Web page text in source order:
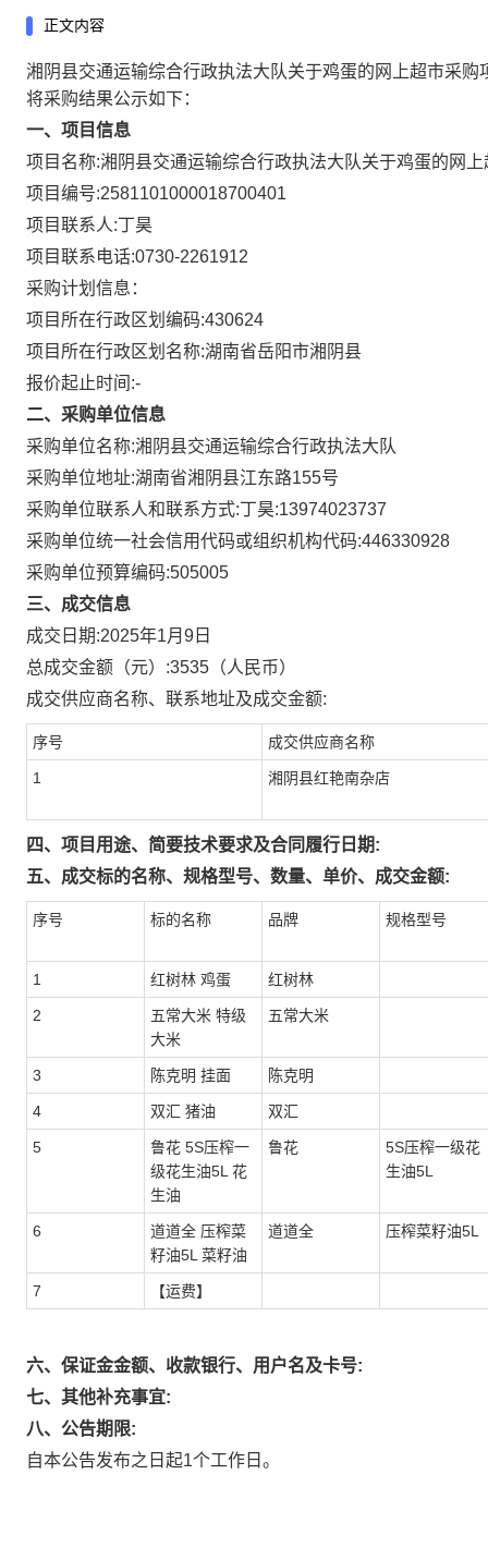
正文内容
湘阴县交通运输综合行政执法大队关于鸡蛋的网上超市采购
将采购结果公示如下：
一、项目信息
项目名称:湘阴县交通运输综合行政执法大队关于鸡蛋的网
项目编号:2581101000018700401
项目联系人:丁昊
项目联系电话:0730-2261912
采购计划信息：
项目所在行政区划编码:430624
项目所在行政区划名称:湖南省岳阳市湘阴县
报价起止时间:-
二、采购单位信息
采购单位名称:湘阴县交通运输综合行政执法大队
采购单位地址:湖南省湘阴县江东路155号
采购单位联系人和联系方式:丁昊:13974023737
采购单位统一社会信用代码或组织机构代码:446330928
采购单位预算编码:505005
三、成交信息
成交日期:2025年1月9日
总成交金额（元）:3535 （人民币）
成交供应商名称、联系地址及成交金额:
序号 成交供应商名称
1 湘阴县红艳南杂店
四、项目用途、简要技术要求及合同履行日期:
五、成交标的名称、规格型号、数量、单价、成交金额:
序号 标的名称 品牌 规格型号
1 红树林 鸡蛋 红树林
2
五常大米 特级
大米
五常大米
3 陈克明 挂面 陈克明
4 双汇 猪油 双汇
5
鲁花 5S压榨一
级花生油5L 花
生油
鲁花
5S压榨一级花
生油5L
6
道道全 压榨菜
籽油5L 菜籽油
道道全 压榨菜籽油5L
7 【运费】
六、保证金金额、收款银行、用户名及卡号:
七、其他补充事宜:
八、公告期限:
自本公告发布之日起1个工作日。